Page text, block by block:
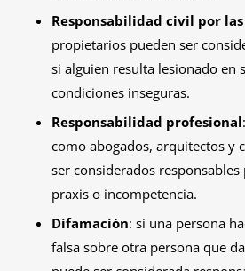
Responsabilidad civil por
propietarios pueden ser
si alguien resulta lesionado en
condiciones inseguras.
Responsabilidad profesional
como abogados, arquitectos y
ser considerados
praxis o incompetencia.
Difamación: si una persona
falsa sobre otra persona que